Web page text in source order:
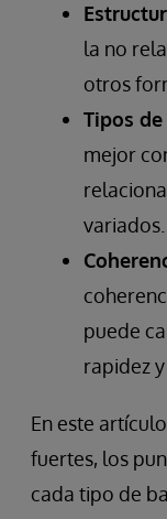
la no
otros
Tipos
mejor
variados.
puede
rapidez
En este
fuertes, los
cada tipo de